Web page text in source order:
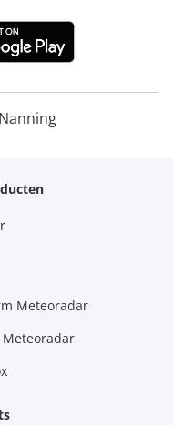
Nanning
Meteoradar
Meteoradar